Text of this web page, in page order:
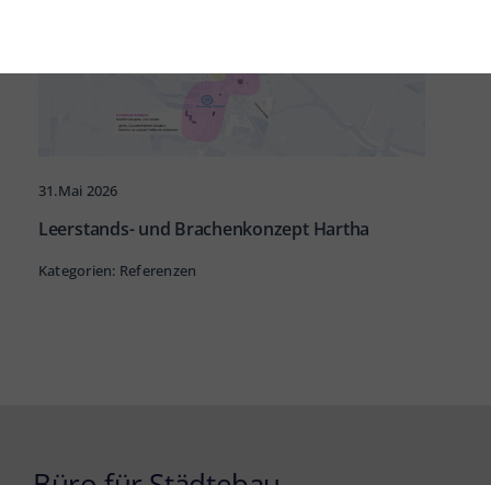
31.Mai 2026
Leerstands- und Brachenkonzept Hartha
Kategorien: Referenzen